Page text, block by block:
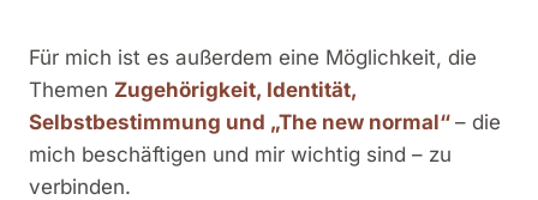
Für mich ist es außerdem eine Möglichkeit, die
Themen Zugehörigkeit, Identität,
Selbstbestimmung und „The new normal“ – die
mich beschäftigen und mir wichtig sind – zu
verbinden.